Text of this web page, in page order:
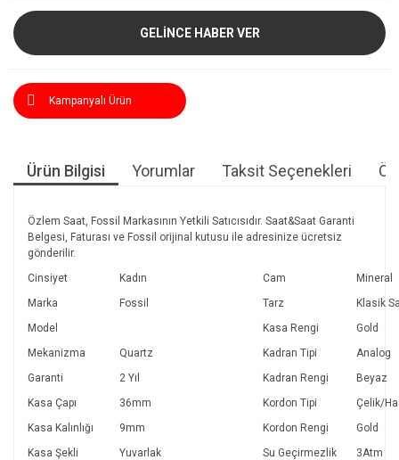
GELİNCE HABER VER
Kampanyalı Ürün
Ürün Bilgisi Yorumlar Taksit Seçenekleri
Özlem Saat, Fossil Markasının Yetkili Satıcısıdır. Saat&Saat Garanti
Belgesi, Faturası ve Fossil orijinal kutusu ile adresinize ücretsiz
gönderilir.
Cinsiyet
Kadın Cam
Mineral
Marka
Fossil Tarz
Klasik
Model
Kasa Rengi
Gold
Mekanizma
Quartz Kadran Tipi
Analog
Garanti
2 Yıl Kadran Rengi
Beyaz
Kasa Çapı
36mm Kordon Tipi
Çelik/
Kasa Kalınlığı
9mm Kordon Rengi
Gold
Kasa Şekli
Yuvarlak Su Geçirmezlik
3Atm